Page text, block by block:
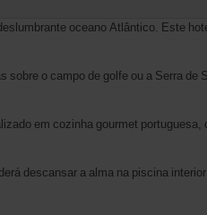
oceano Atlântico. Este
o campo de golfe ou a Serra
em cozinha gourmet
descansar a alma na piscina